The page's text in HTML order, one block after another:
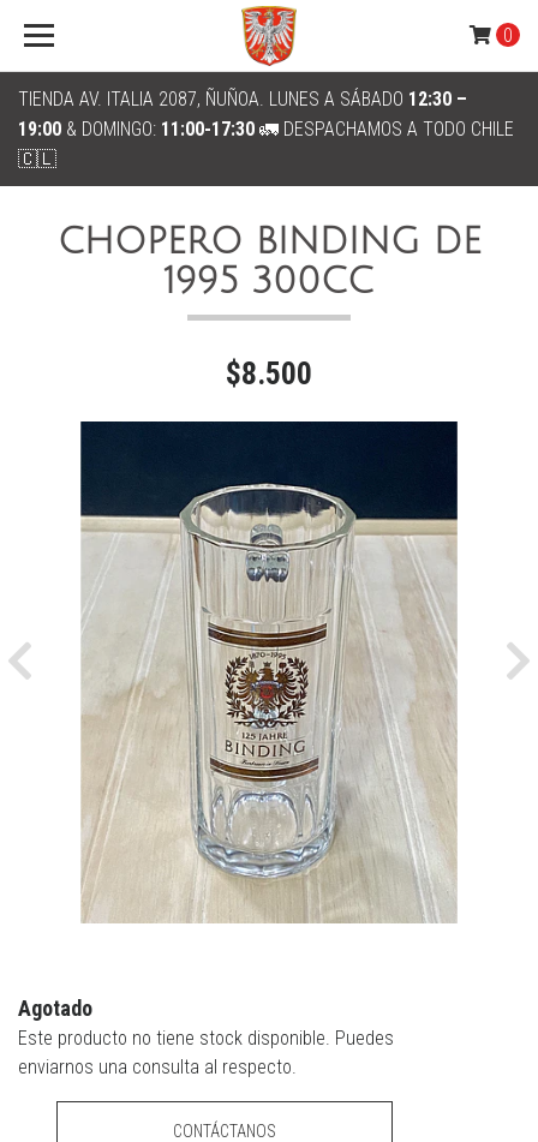
TIENDA AV. ITALIA 2087, ÑUÑOA. LUNES A SÁBADO 12:30 –
19:00 & DOMINGO: 11:00-17:30 🚛 DESPACHAMOS A TODO CHILE
🇨🇱
0
CHOPERO BINDING DE
1995 300CC
$8.500
Previous
Agotado
Este producto no tiene stock disponible. Puedes
enviarnos una consulta al respecto.
CONTÁCTANOS